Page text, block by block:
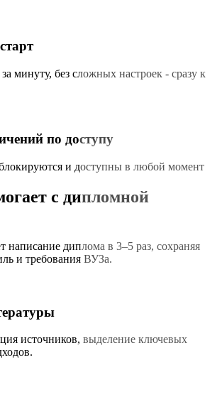
минуту, без сложных настроек - сразу к
по доступу
и доступны в любой момент
с дипломной
написание диплома в 3–5 раз, сохраняя
и требования ВУЗа.
источников, выделение ключевых